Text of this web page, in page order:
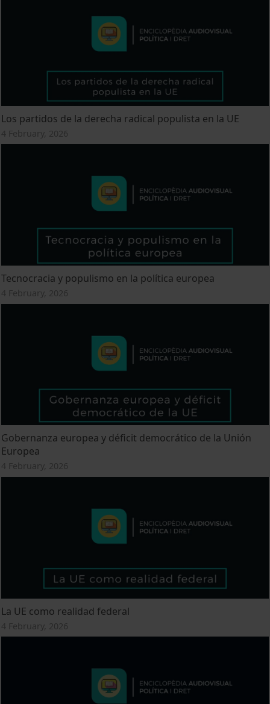
Los partidos de la derecha radical populista en la UE
4 February, 2026
Tecnocracia y populismo en la política europea
4 February, 2026
Gobernanza europea y déficit democrático de la Unión
Europea
4 February, 2026
La UE como realidad federal
4 February, 2026